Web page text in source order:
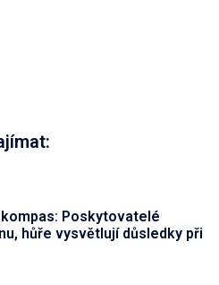
Poskytovatelé
hůře vysvětlují důsledky při